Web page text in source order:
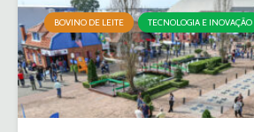
BOVINO DE LEITE TECNOLOGIA E INOVAÇÃO